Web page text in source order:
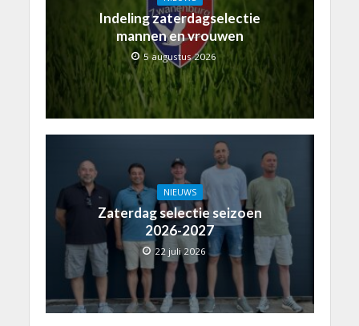
Indeling zaterdagselectie
mannen en vrouwen
5 augustus 2026
NIEUWS
Zaterdag selectie seizoen
2026-2027
22 juli 2026